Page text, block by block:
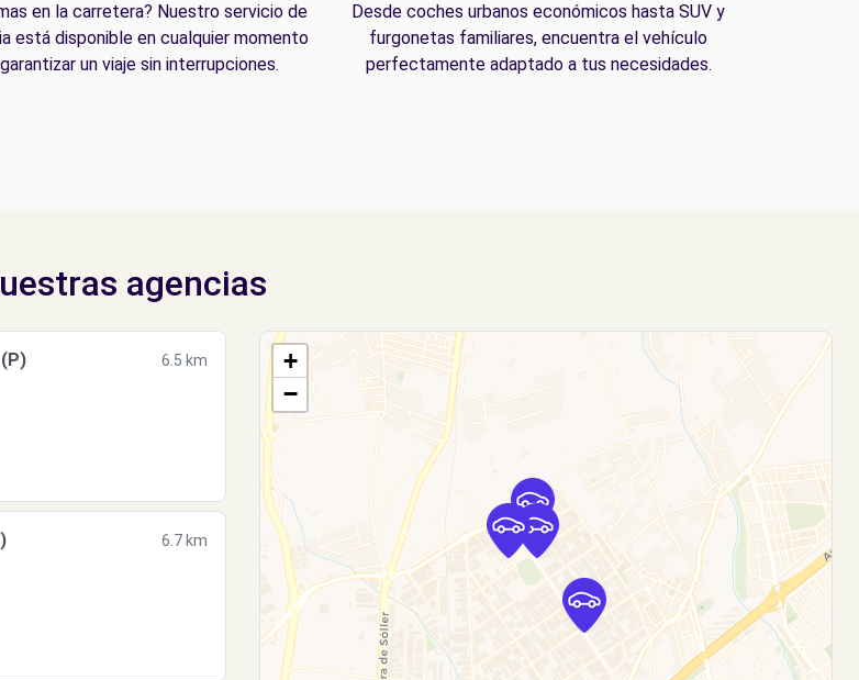
en la carretera? Nuestro servicio de
está disponible en cualquier momento
un viaje sin interrupciones.
Desde coches urbanos económicos hasta SUV y
furgonetas familiares, encuentra el vehículo
perfectamente adaptado a tus necesidades.
agencias
6.5 km
6.7 km
+
−